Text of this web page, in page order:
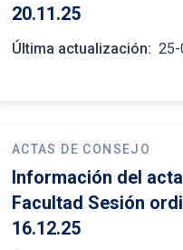
20.11.25
Última actualización:
ACTAS DE CONSEJO
Información del
Facultad Sesión
16.12.25